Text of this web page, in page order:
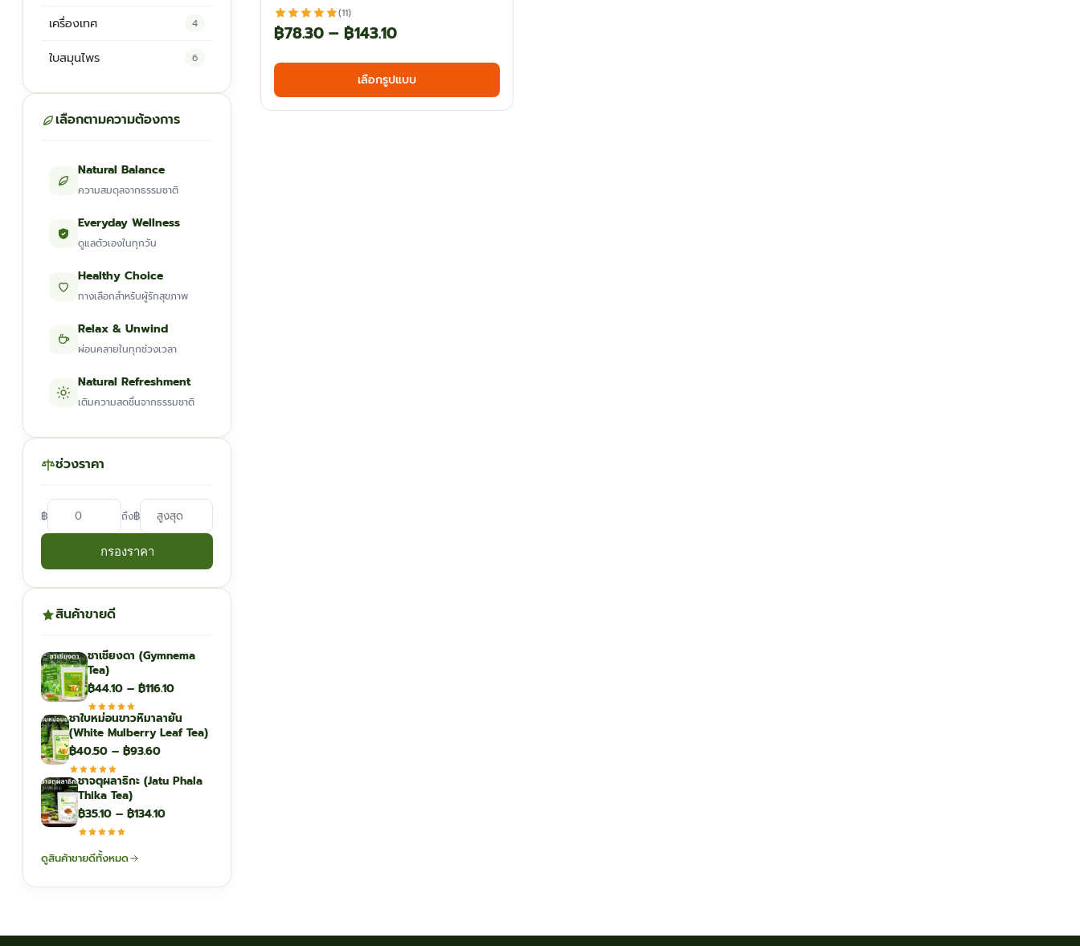
เครื่องเทศ 4
ใบสมุนไพร 6
เลือกตามความต้องการ
Natural Balance
ความสมดุลจากธรรมชาติ
Everyday Wellness
ดูแลตัวเองในทุกวัน
Healthy Choice
ทางเลือกสำหรับผู้รักสุขภาพ
Relax & Unwind
ผ่อนคลายในทุกช่วงเวลา
Natural Refreshment
เติมความสดชื่นจากธรรมชาติ
ช่วงราคา
฿ ถึง฿
กรองราคา
สินค้าขายดี
ชาเชียงดา (Gymnema
Tea)
฿44.10 – ฿116.10Price
฿44.10
through
ชาใบหม่อนขาวหิมาลายัน
(White Mulberry Leaf Tea)
฿40.50 – ฿93.60Price
฿40.50
฿93.60
ชาจตุผลาธิกะ (Jatu Phala
Thika Tea)
฿35.10 – ฿134.10Price
฿134.10
ดูสินค้าขายดีทั้งหมด
(11)
฿78.30 – ฿143.10Price
range:
฿78.30
through
เลือกรูปแบบ
This
has